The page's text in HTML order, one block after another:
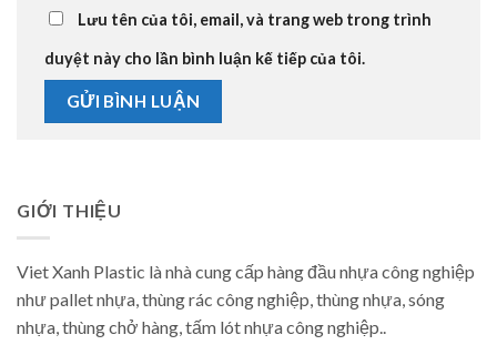
Lưu tên của tôi, email, và trang web trong trình
duyệt này cho lần bình luận kế tiếp của tôi.
GIỚI THIỆU
Viet Xanh Plastic là nhà cung cấp hàng đầu nhựa công nghiệp
như pallet nhựa, thùng rác công nghiệp, thùng nhựa, sóng
nhựa, thùng chở hàng, tấm lót nhựa công nghiệp..